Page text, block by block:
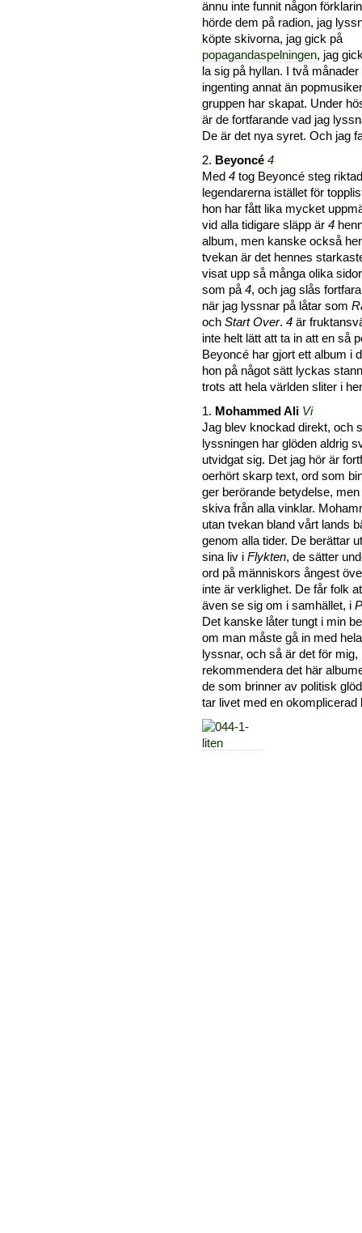
ännu inte funnit någon
hörde dem på radion, jag
köpte skivorna, jag gick på
popagandaspelningen, jag
la sig på hyllan. I två
ingenting annat än
gruppen har skapat. Under
är de fortfarande vad jag
De är det nya syret. Och jag
2. Beyoncé 4
Med 4 tog Beyoncé steg
legendarerna istället för
hon har fått lika mycket
vid alla tidigare släpp är 4
album, men kanske också
tvekan är det hennes
visat upp så många olika
som på 4, och jag slås
när jag lyssnar på låtar som
och Start Over. 4 är
inte helt lätt att ta in att en så
Beyoncé har gjort ett album i
hon på något sätt lyckas
trots att hela världen sliter i
1. Mohammed Ali Vi
Jag blev knockad direkt, och
lyssningen har glöden aldrig
utvidgat sig. Det jag hör är
oerhört skarp text, ord som
ger berörande betydelse, men
skiva från alla vinklar.
utan tvekan bland vårt lands
genom alla tider. De berättar
sina liv i Flykten, de sätter
ord på människors ångest
inte är verklighet. De får folk
även se sig om i samhället, i
Det kanske låter tungt i min
om man måste gå in med
lyssnar, och så är det för mig,
rekommendera det här
de som brinner av politisk
tar livet med en okomplicerad